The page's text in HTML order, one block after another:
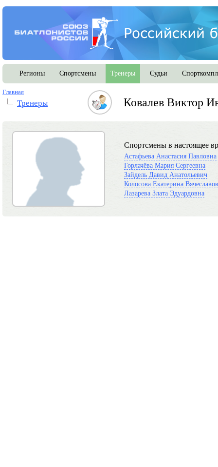
Регионы Спортсмены Тренеры Судьи
Главная
Тренеры Ковалев Виктор
Спортсмены в настоящее
Астафьева Анастасия Павловна
Горлачёва Мария Сергеевна
Зайдель Давид Анатольевич
Колосова Екатерина
Лазарева Злата Эдуардовна